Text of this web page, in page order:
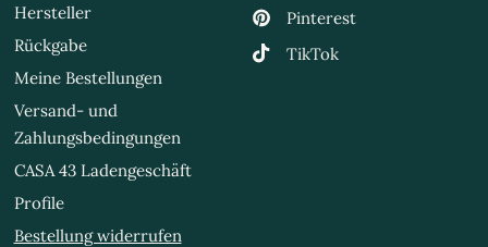
Hersteller
Rückgabe
Meine Bestellungen
Versand- und
Zahlungsbedingungen
CASA 43 Ladengeschäft
Profile
Bestellung widerrufen
Pinterest
TikTok